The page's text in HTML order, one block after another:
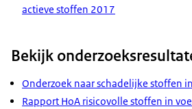
actieve stoffen 2017
Bekijk
Onderzoek naar schadelijke stoffen
Rapport HoA risicovolle stoffen in